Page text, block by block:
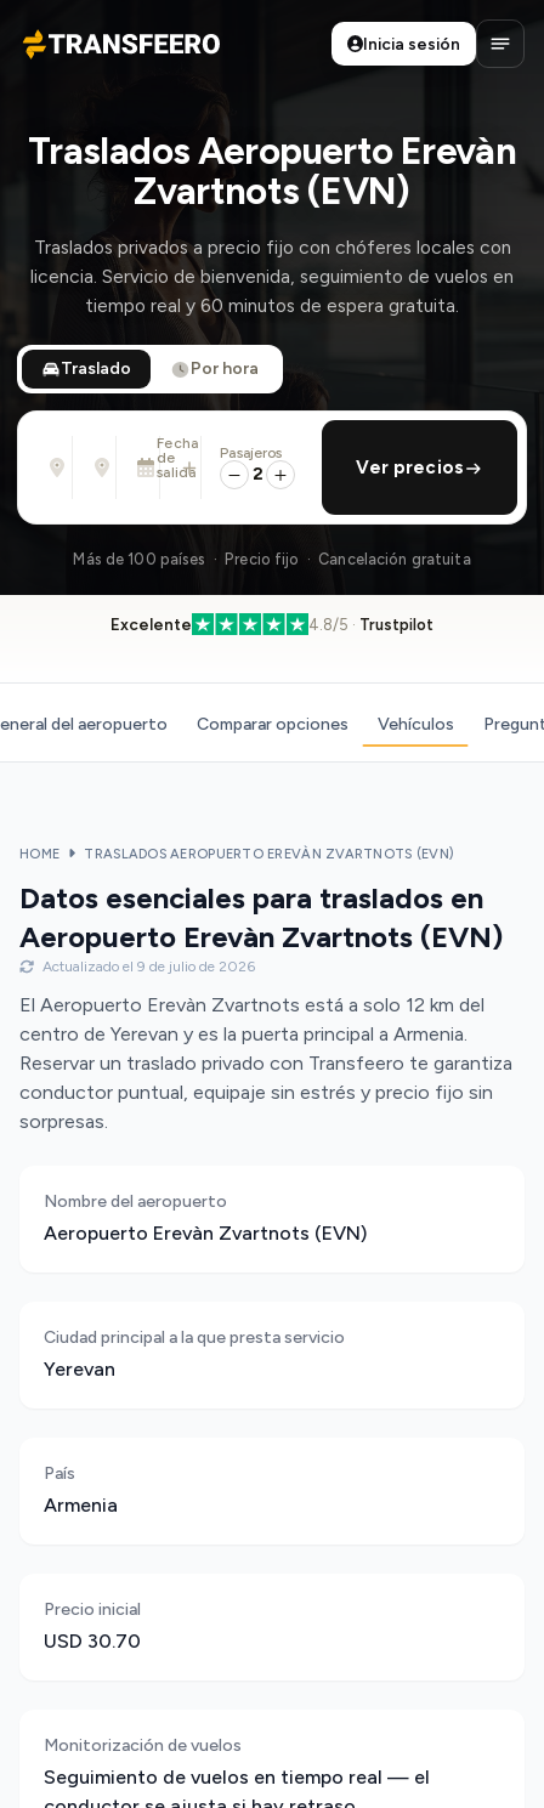
Transfeero
Inicia sesión
Abrir
Traslados Aeropuerto Erevàn
Zvartnots (EVN)
Traslados privados a precio fijo con chóferes locales con
licencia. Servicio de bienvenida, seguimiento de vuelos en
tiempo real y 60 minutos de espera gratuita.
Traslado Por hora
Desde
Dirección, aeropuerto, hotel, ...
Hasta
Dirección, aeropuerto, hotel, ...
Fecha
de
salida
Lun., 10 Ago. · 13:45
añadir regreso
Pasajeros
2 Ver precios
Más de 100 países · Precio fijo · Cancelación gratuita
Excelente 4.8/5 · Trustpilot
del aeropuerto Comparar opciones Vehículos
HOME TRASLADOS AEROPUERTO EREVÀN ZVARTNOTS (EVN)
Datos esenciales para traslados en
Aeropuerto Erevàn Zvartnots (EVN)
Actualizado el 9 de julio de 2026
El Aeropuerto Erevàn Zvartnots está a solo 12 km del
centro de Yerevan y es la puerta principal a Armenia.
Reservar un traslado privado con Transfeero te garantiza
conductor puntual, equipaje sin estrés y precio fijo sin
sorpresas.
Nombre del aeropuerto
Aeropuerto Erevàn Zvartnots (EVN)
Ciudad principal a la que presta servicio
Yerevan
País
Armenia
Precio inicial
USD 30.70
Monitorización de vuelos
Seguimiento de vuelos en tiempo real — el